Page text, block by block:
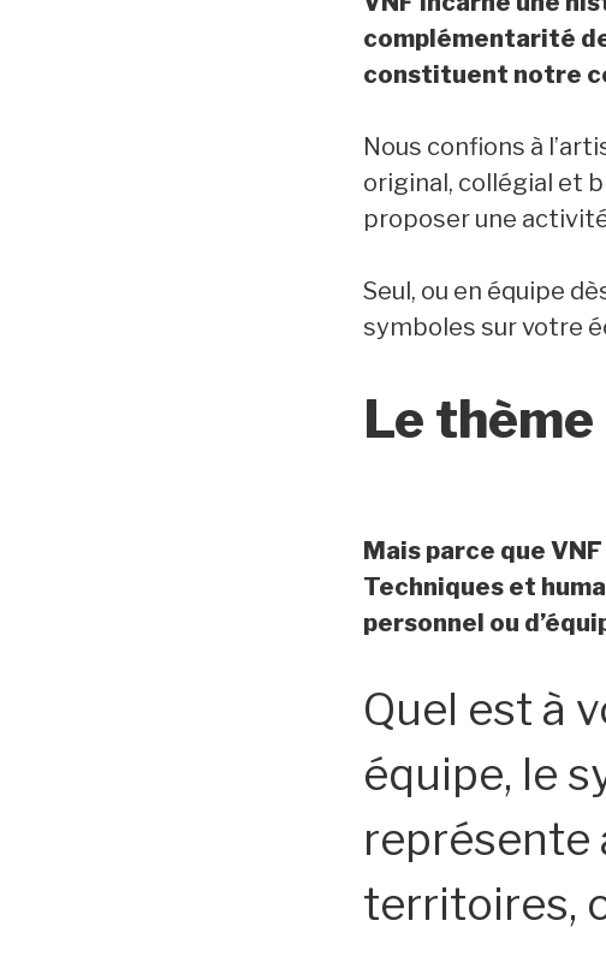
complémentarité
constituent notre
Nous confions à
original, collégial et
proposer une
Seul, ou en équipe
symboles sur votre
Le
Mais parce que
Techniques et
personnel ou
Quel est à
équipe, le
représente
territoires,